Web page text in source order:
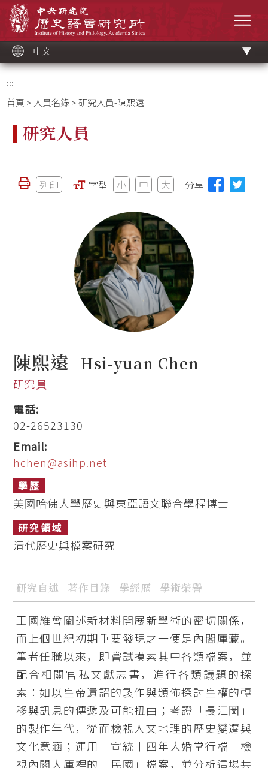
中文
:::
首頁 > 人員名錄> 研究人員-陳熙遠
研究人員
列印 字型 小 中 大 分享
陳熙遠 Hsi-yuan Chen
研究員
電話:
02-26523130
Email:
hchen@asihp.net
學歷
美國哈佛大學歷史與東亞語文聯合學程博士
研究領域
清代歷史與檔案研究
研究自述 著作目錄 學經歷 學術榮譽
王國維曾闡述新材料開展新學術的密切關係，
而上個世紀初期重要發現之一便是內閣庫藏。
筆者任職以來，即嘗試摸索其中各類檔案，並
配合相關官私文獻志書，進行各類議題的探
索：如以皇帝遺詔的製作與頒佈探討皇權的轉
移與訊息的傳遞及可能扭曲；考證「長江圖」
的製作年代，從而檢視人文地理的歷史變遷與
文化意涵；運用「宣統十四年大婚堂行檔」檢
視內閣大庫裡的「民國」檔案，並分析這場共